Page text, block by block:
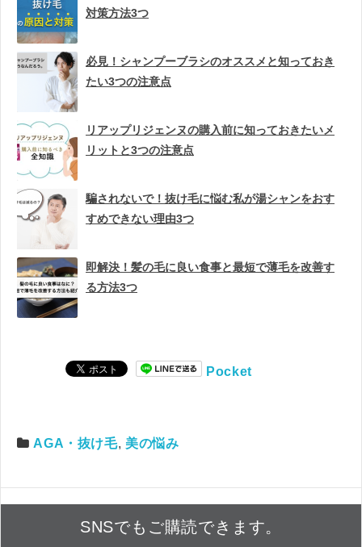
対策方法3つ
必見！シャンプーブラシのオススメと知っておき
たい3つの注意点
リアップリジェンヌの購入前に知っておきたいメ
リットと3つの注意点
騙されないで！抜け毛に悩む私が湯シャンをおす
すめできない理由3つ
即解決！髪の毛に良い食事と最短で薄毛を改善す
る方法3つ
Pocket
AGA・抜け毛, 美の悩み
SNSでもご購読できます。